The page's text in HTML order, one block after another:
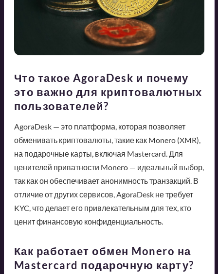
Что такое AgoraDesk и почему
это важно для криптовалютных
пользователей?
AgoraDesk — это платформа, которая позволяет
обменивать криптовалюты, такие как Monero (XMR),
на подарочные карты, включая Mastercard. Для
ценителей приватности Monero — идеальный выбор,
так как он обеспечивает анонимность транзакций. В
отличие от других сервисов, AgoraDesk не требует
KYC, что делает его привлекательным для тех, кто
ценит финансовую конфиденциальность.
Как работает обмен Monero на
Mastercard подарочную карту?